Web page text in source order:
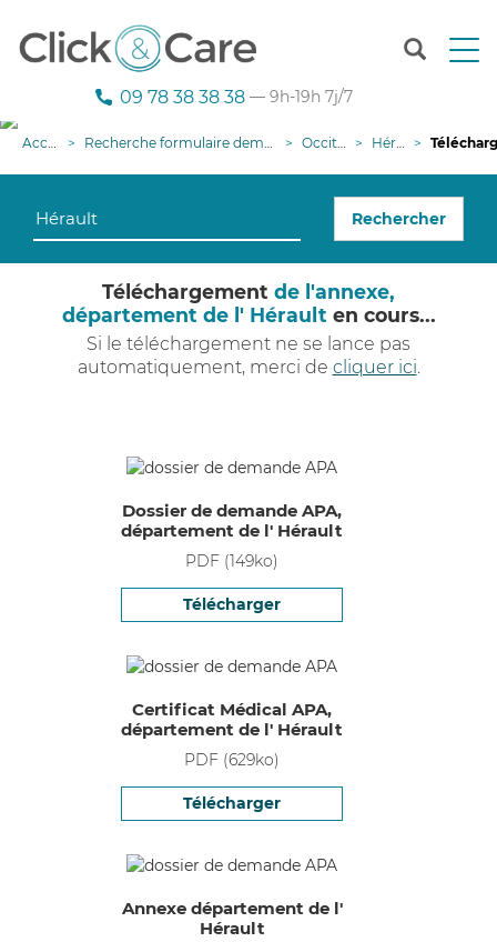
T
l
n
a
i
g
09 78 38 38 38 — 9h-19h 7j/7
Accueil Recherche formulaire demande APA Occitanie Hérault
Rechercher
Téléchargement de l'annexe,
département de l' Hérault en cours...
Si le téléchargement ne se lance pas
automatiquement, merci de cliquer ici.
Dossier de demande APA,
département de l' Hérault
PDF (149ko)
Télécharger
Certificat Médical APA,
département de l' Hérault
PDF (629ko)
Télécharger
Annexe département de l'
Hérault